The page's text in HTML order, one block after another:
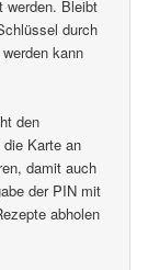
werden. Bleibt
durch
kann
den
die Karte an
damit auch
der PIN mit
abholen